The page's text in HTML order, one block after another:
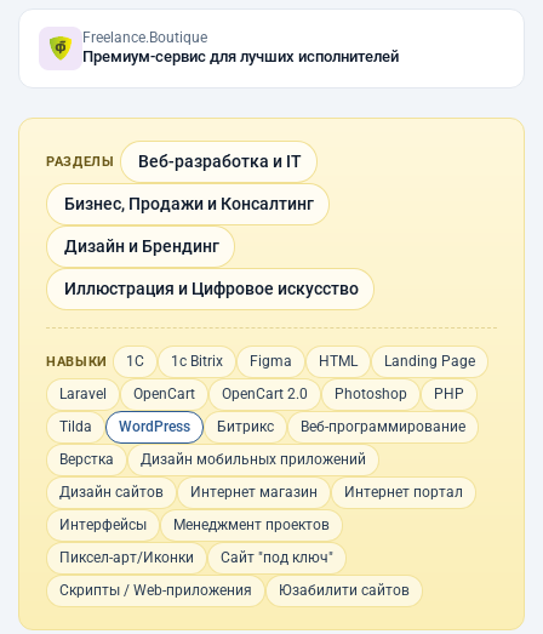
Freelance.Boutique
Премиум-сервис для лучших исполнителей
РАЗДЕЛЫ Веб-разработка и IT
Бизнес, Продажи и Консалтинг
Дизайн и Брендинг
Иллюстрация и Цифровое искусство
НАВЫКИ 1С 1с Bitrix Figma HTML
Landing Page
Laravel
OpenCart OpenCart 2.0 Photoshop
PHP
Tilda
WordPress Битрикс
Веб-программирование
Верстка
Дизайн мобильных приложений
Дизайн сайтов
Интернет магазин
Интернет портал
Интерфейсы
Менеджмент проектов
Пиксел-арт/Иконки
Сайт "под ключ"
Скрипты / Web-приложения
Юзабилити сайтов